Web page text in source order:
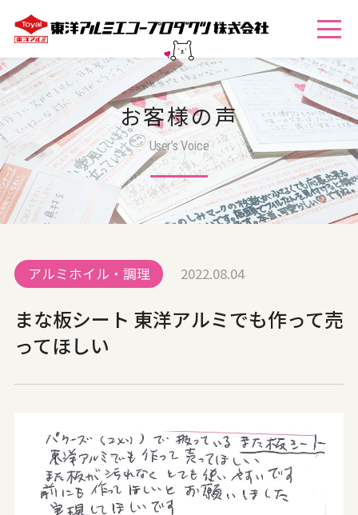
お客様の声
User’s Voice
アルミホイル・調理 2022.08.04
まな板シート 東洋アルミでも作って売
ってほしい